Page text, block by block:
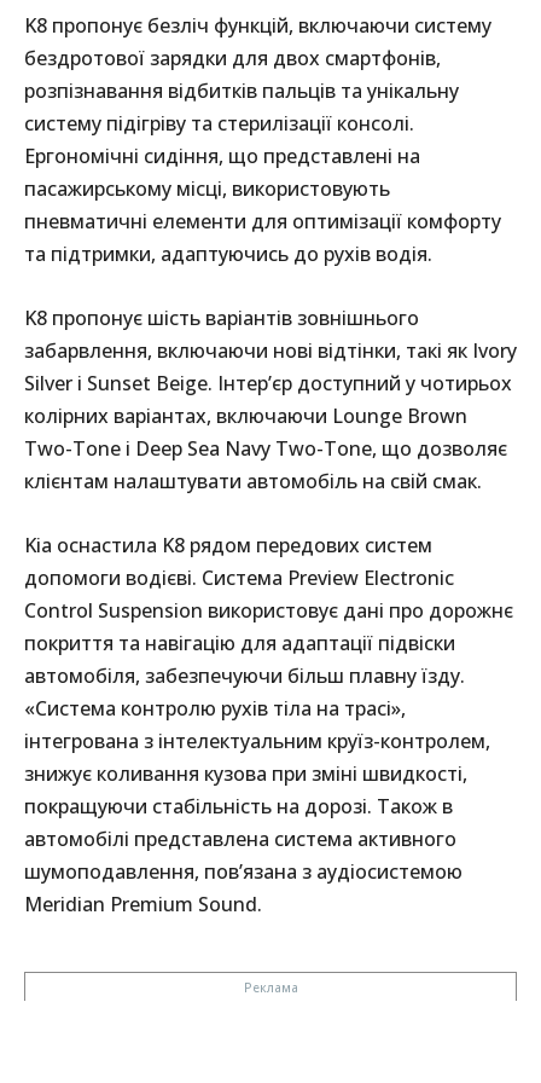
K8 пропонує безліч функцій, включаючи систему
бездротової зарядки для двох смартфонів,
розпізнавання відбитків пальців та унікальну
систему підігріву та стерилізації консолі.
Ергономічні сидіння, що представлені на
пасажирському місці, використовують
пневматичні елементи для оптимізації комфорту
та підтримки, адаптуючись до рухів водія.
K8 пропонує шість варіантів зовнішнього
забарвлення, включаючи нові відтінки, такі як Ivory
Silver і Sunset Beige. Інтер’єр доступний у чотирьох
колірних варіантах, включаючи Lounge Brown
Two-Tone і Deep Sea Navy Two-Tone, що дозволяє
клієнтам налаштувати автомобіль на свій смак.
Kia оснастила K8 рядом передових систем
допомоги водієві. Система Preview Electronic
Control Suspension використовує дані про дорожнє
покриття та навігацію для адаптації підвіски
автомобіля, забезпечуючи більш плавну їзду.
«Система контролю рухів тіла на трасі»,
інтегрована з інтелектуальним круїз-контролем,
знижує коливання кузова при зміні швидкості,
покращуючи стабільність на дорозі. Також в
автомобілі представлена ​​система активного
шумоподавлення, пов’язана з аудіосистемою
Meridian Premium Sound.